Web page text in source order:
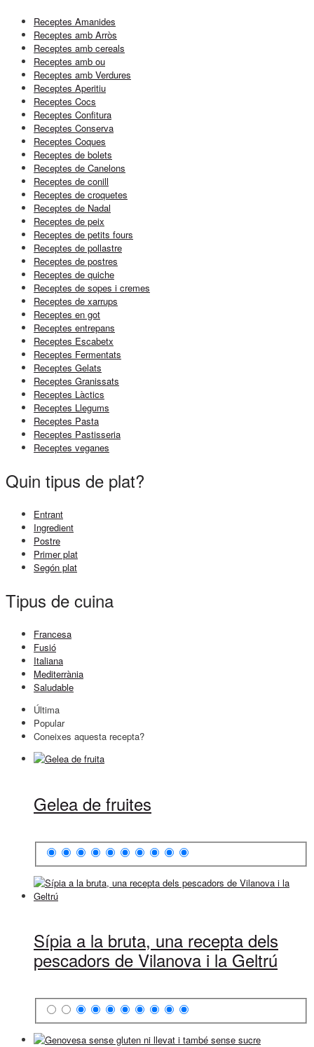
Receptes Amanides
Receptes amb Arròs
Receptes amb cereals
Receptes amb ou
Receptes amb Verdures
Receptes Aperitiu
Receptes Cocs
Receptes Confitura
Receptes Conserva
Receptes Coques
Receptes de bolets
Receptes de Canelons
Receptes de conill
Receptes de croquetes
Receptes de Nadal
Receptes de peix
Receptes de petits fours
Receptes de pollastre
Receptes de postres
Receptes de quiche
Receptes de sopes i cremes
Receptes de xarrups
Receptes en got
Receptes entrepans
Receptes Escabetx
Receptes Fermentats
Receptes Gelats
Receptes Granissats
Receptes Làctics
Receptes Llegums
Receptes Pasta
Receptes Pastisseria
Receptes veganes
Quin tipus de plat?
Entrant
Ingredient
Postre
Primer plat
Segón plat
Tipus de cuina
Francesa
Fusió
Italiana
Mediterrània
Saludable
Última
Popular
Coneixes aquesta recepta?
Gelea de fruites
Sípia a la bruta, una recepta dels
pescadors de Vilanova i la Geltrú